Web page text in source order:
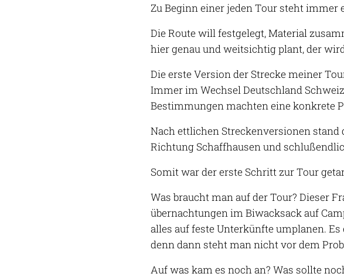
Zu Beginneiner jeden Tour steht immer
Die Route will festgelegt, Material
hier genau und weitsichtig plant, der
Die erste Version der Strecke meiner
Immer im Wechsel Deutschland
Bestimmungen machten eine konkrete
Nach ettlichen Streckenversionen stand
Richtung Schaffhausen und
Somit war der erste Schritt zur Tour
Was braucht man auf der Tour? Dieser
übernachtungen im Biwacksack auf
alles auf feste Unterkünfte umplanen.
denn dann steht man nicht vor dem
Auf was kam es noch an? Was sollte